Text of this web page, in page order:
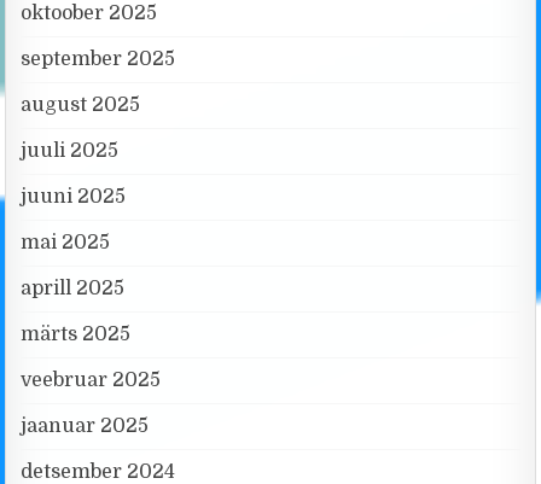
oktoober 2025
september 2025
august 2025
juuli 2025
juuni 2025
mai 2025
aprill 2025
märts 2025
veebruar 2025
jaanuar 2025
detsember 2024